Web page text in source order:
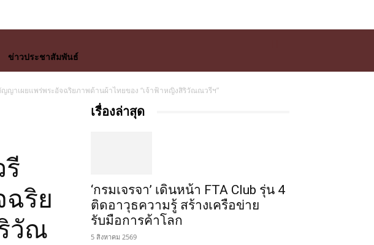
ข่าวประชาสัมพันธ์
าเผยแพร่พระอัจฉริยภาพด้านผ้าไทยของ “เจ้าฟ้าหญิงสิริวัณณวรีฯ”
ริย
วัณ
เรื่องล่าสุด
‘กรมเจรจา’ เดินหน้า FTA Club รุ่น 4
ติดอาวุธความรู้ สร้างเครือข่าย
รับมือการค้าโลก
5 สิงหาคม 2569